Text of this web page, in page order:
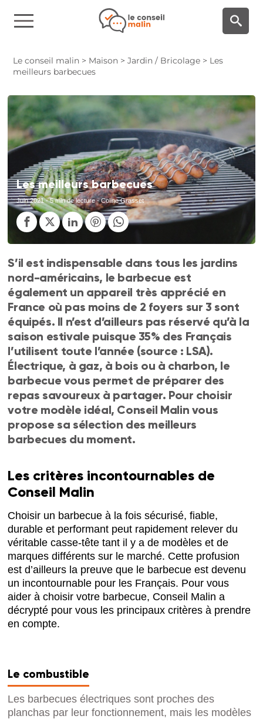
Le conseil malin > Maison >Jardin / Bricolage > Les
meilleurs barbecues
Les meilleurs barbecues
Juin 2021- 5 min de lecture - Coline Grasset
S’il est indispensable dans tous les jardins
nord-américains, le barbecue est
également un appareil très apprécié en
France où pas moins de 2 foyers sur 3 sont
équipés. Il n’est d’ailleurs pas réservé qu’à la
saison estivale puisque 35% des Français
l’utilisent toute l’année (source : LSA).
Électrique, à gaz, à bois ou à charbon, le
barbecue vous permet de préparer des
repas savoureux à partager. Pour choisir
votre modèle idéal, Conseil Malin vous
propose sa sélection des meilleurs
barbecues du moment.
Les critères incontournables de
Conseil Malin
Choisir un barbecue à la fois sécurisé, fiable,
durable et performant peut rapidement relever du
véritable casse-tête tant il y a de modèles et de
marques différents sur le marché. Cette profusion
est d’ailleurs la preuve que le barbecue est devenu
un incontournable pour les Français. Pour vous
aider à choisir votre barbecue, Conseil Malin a
décrypté pour vous les principaux critères à prendre
en compte.
Le combustible
Les barbecues électriques sont proches des
planchas par leur fonctionnement, mais les modèles